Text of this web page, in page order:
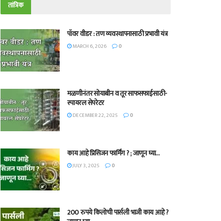
तांत्रिक
पॉवर वीडर : तण व्यवस्थापनासाठी प्रभावी यंत्र
MARCH 6, 2026 0
मळणीनंतर सोयाबीन व तूर साफसफाईसाठी-
स्पायरल सेपरेटर
DECEMBER 22, 2025 0
काय आहे प्रिसिजन फार्मिंग ? ; जाणून घ्या…
JULY 3, 2025 0
200 रुपये किलोची पार्सली भाजी काय आहे ?